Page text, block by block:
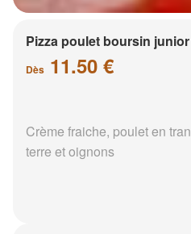
Pizza poulet boursin junior
Dès 11.50 €
Crème fraiche, poulet en
terre et oignons